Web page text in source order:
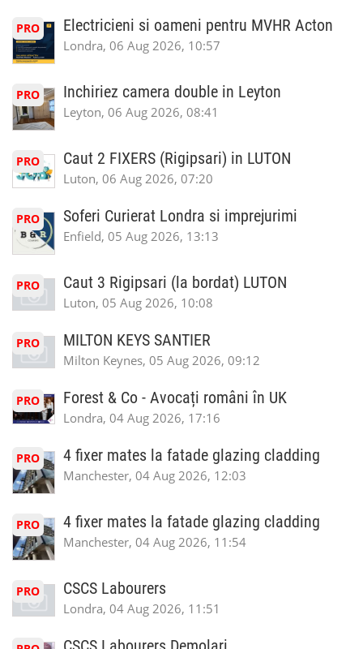
PRO Electricieni si oameni pentru MVHR Acton
Londra, 06 Aug 2026, 10:57
PRO Inchiriez camera double in Leyton
Leyton, 06 Aug 2026, 08:41
PRO Caut 2 FIXERS (Rigipsari) in LUTON
Luton, 06 Aug 2026, 07:20
PRO Soferi Curierat Londra si imprejurimi
Enfield, 05 Aug 2026, 13:13
PRO Caut 3 Rigipsari (la bordat) LUTON
Luton, 05 Aug 2026, 10:08
PRO MILTON KEYS SANTIER
Milton Keynes, 05 Aug 2026, 09:12
PRO Forest & Co - Avocați români în UK
Londra, 04 Aug 2026, 17:16
PRO 4 fixer mates la fatade glazing cladding
Manchester, 04 Aug 2026, 12:03
PRO 4 fixer mates la fatade glazing cladding
Manchester, 04 Aug 2026, 11:54
PRO CSCS Labourers
Londra, 04 Aug 2026, 11:51